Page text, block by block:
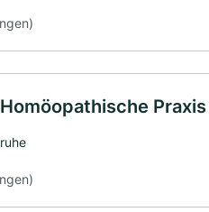
Praxis